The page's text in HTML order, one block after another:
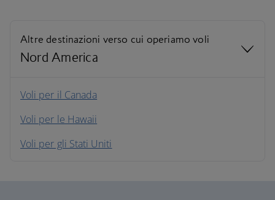
Altre destinazioni verso cui operiamo voli
Nord America
Nord America
Sud America
Voli per il Canada
Voli per le Hawaii
Voli per gli Stati Uniti